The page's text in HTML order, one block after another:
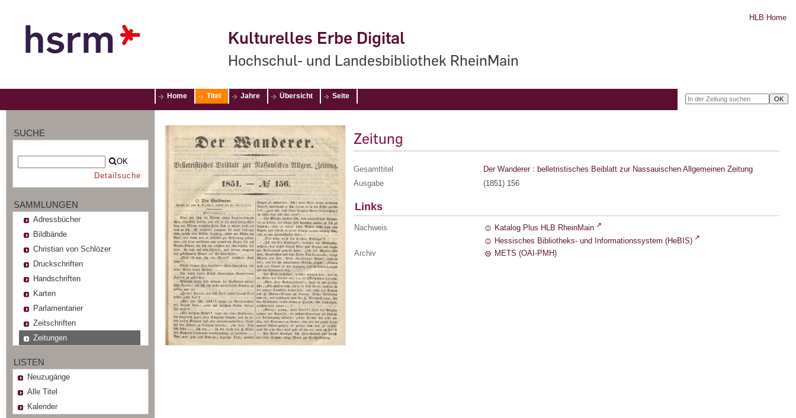
Kulturelles Erbe Digital
Hochschul- und Landesbibliothek RheinMain
HLB Home
Home Titel Jahre Übersicht Seite
SUCHE
OK
Detailsuche
SAMMLUNGEN
Adressbücher
Bildbände
Christian von Schlözer
Druckschriften
Handschriften
Karten
Parlamentarier
Zeitschriften
Zeitungen
LISTEN
Neuzugänge
Alle Titel
Kalender
Zeitung
Gesamttitel
Der Wanderer : belletristisches Beiblatt zur Nassauischen Allgemeinen Zeitung
Ausgabe
(1851) 156
Links
Nachweis
Katalog Plus HLB RheinMain
Hessisches Bibliotheks- und Informationssystem (HeBIS)
Archiv
METS (OAI-PMH)